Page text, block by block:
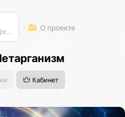
Cимулятор ноосферы О проекте
Кабинет